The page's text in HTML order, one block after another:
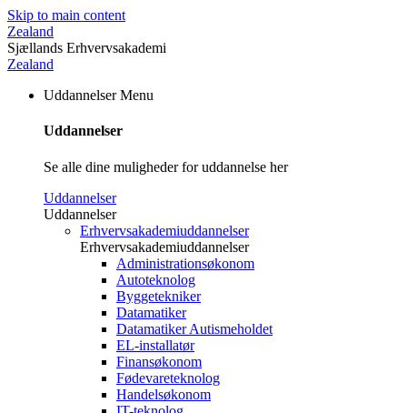
Skip to main content
Zealand
Sjællands Erhvervsakademi
Zealand
Uddannelser Menu
Uddannelser
Se alle dine muligheder for uddannelse her
Uddannelser
Uddannelser
Erhvervsakademiuddannelser
Erhvervsakademiuddannelser
Administrationsøkonom
Autoteknolog
Byggetekniker
Datamatiker
Datamatiker Autismeholdet
EL-installatør
Finansøkonom
Fødevareteknolog
Handelsøkonom